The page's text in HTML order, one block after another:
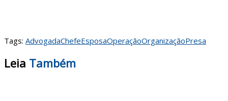
Tags: AdvogadaChefeEsposaOperaçãoOrganizaçãoPresa
Leia Também